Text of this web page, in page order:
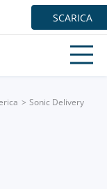
SCARICA
Sonic Delivery